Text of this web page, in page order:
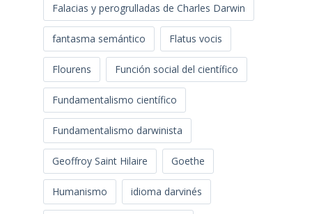
Falacias y perogrulladas de Charles Darwin
fantasma semántico Flatus vocis
Flourens Función social del científico
Fundamentalismo científico
Fundamentalismo darwinista
Geoffroy Saint Hilaire Goethe
Humanismo idioma darvinés